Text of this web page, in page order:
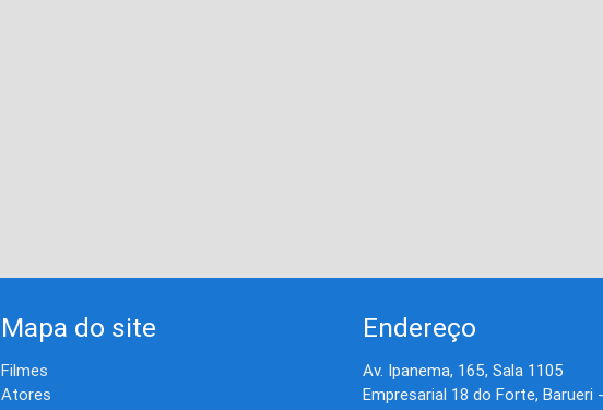
Mapa do site
Filmes
Atores
Endereço
Av. Ipanema, 165, Sala 1105
Empresarial 18 do Forte, Barueri